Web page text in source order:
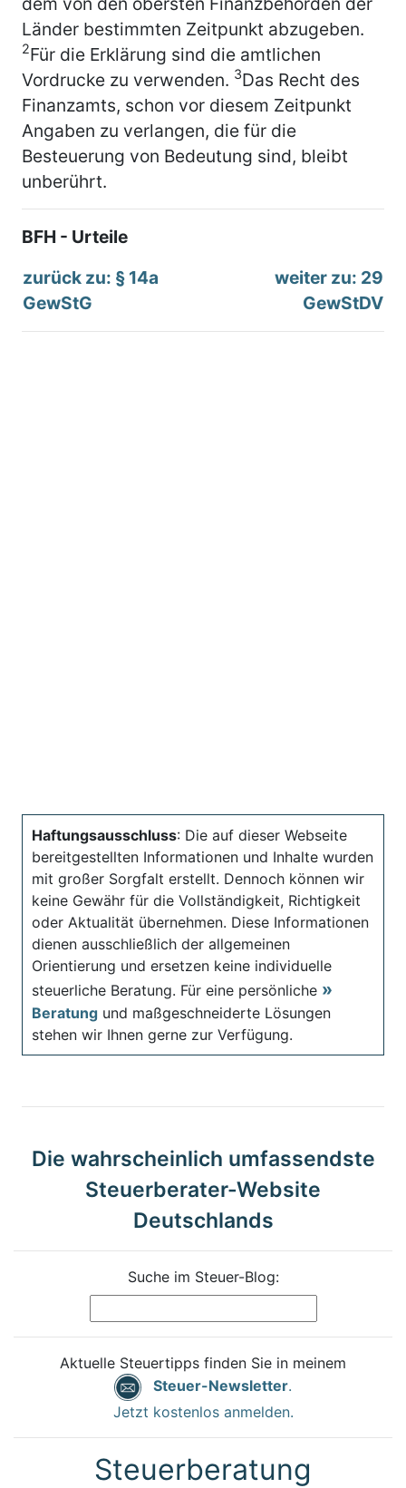
Länder bestimmten Zeitpunkt abzugeben.
2Für die Erklärung sind die amtlichen
Vordrucke zu verwenden. 3Das Recht des
Finanzamts, schon vor diesem Zeitpunkt
Angaben zu verlangen, die für die
Besteuerung von Bedeutung sind, bleibt
unberührt.
BFH - Urteile
zurück zu: § 14a
GewStG
weiter zu: 29
GewStDV
Haftungsausschluss: Die auf dieser Webseite
bereitgestellten Informationen und Inhalte wurden
mit großer Sorgfalt erstellt. Dennoch können wir
keine Gewähr für die Vollständigkeit, Richtigkeit
oder Aktualität übernehmen. Diese Informationen
dienen ausschließlich der allgemeinen
Orientierung und ersetzen keine individuelle
steuerliche Beratung. Für eine persönliche
Beratung und maßgeschneiderte Lösungen
stehen wir Ihnen gerne zur Verfügung.
Die wahrscheinlich umfassendste
Steuerberater-Website
Deutschlands
Suche im Steuer-Blog:
Aktuelle Steuertipps finden Sie in meinem
Steuer-Newsletter.
Jetzt kostenlos anmelden.
Steuerberatung